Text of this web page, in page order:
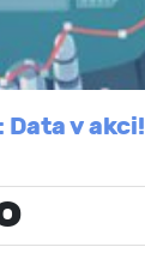
v akci!